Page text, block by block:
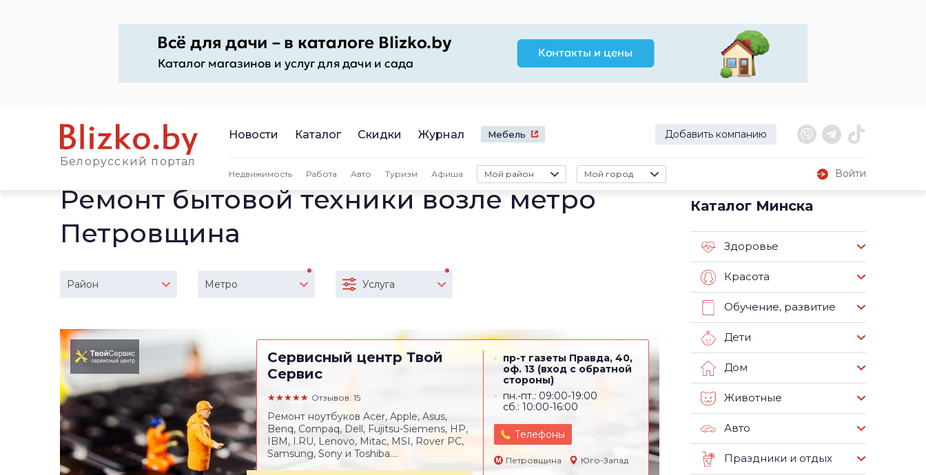
Белорусский портал
Новости Каталог Скидки Журнал Мебель Добавить компанию
Недвижимость Работа Авто Туризм Афиша Мой район Мой город Войти
Ремонт бытовой техники возле метро
Петровщина
Район Метро Услуга
Сервисный центр Твой
Сервис
★★★★★ Отзывов: 15
пр-т газеты Правда, 40,
оф. 13 (вход с обратной
стороны)
пн.-пт.: 09:00-19:00
сб.: 10:00-16:00
Телефоны
Петровщина Юго-Запад
Ремонт ноутбуков Acer, Apple, Asus,
Benq, Compaq, Dell, Fujitsu-Siemens, HP,
IBM, I.RU, Lenovo, Mitac, MSI, Rover PC,
Samsung, Sony и Toshiba....
Каталог Минска
Здоровье
Красота
Обучение, развитие
Дети
Дом
Животные
Авто
Праздники и отдых